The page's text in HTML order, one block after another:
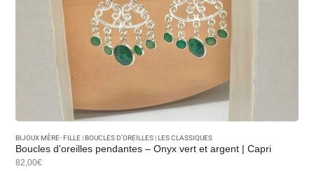
BIJOUX MÈRE- FILLE |BOUCLES D’OREILLES |LES CLASSIQUES
Boucles d’oreilles pendantes – Onyx vert et argent | Capri
82,00€